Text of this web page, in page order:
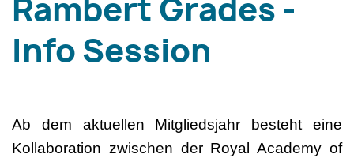
Rambert Grades -
Info Session
Ab dem aktuellen Mitgliedsjahr besteht eine
Kollaboration zwischen der Royal Academy of